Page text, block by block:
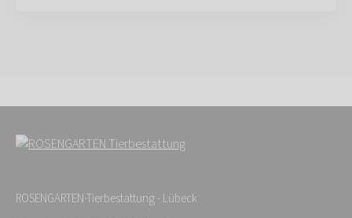
ROSENGARTEN-Tierbestattung - Lübeck